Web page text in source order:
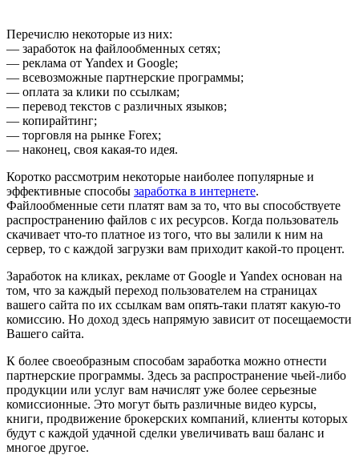
Перечислю некоторые из них:
— заработок на файлообменных сетях;
— реклама от Yandex и Google;
— всевозможные партнерские программы;
— оплата за клики по ссылкам;
— перевод текстов с различных языков;
— копирайтинг;
— торговля на рынке Forex;
— наконец, своя какая-то идея.
Коротко рассмотрим некоторые наиболее популярные и
эффективные способы заработка в интернете.
Файлообменные сети платят вам за то, что вы способствуете
распространению файлов с их ресурсов. Когда пользователь
скачивает что-то платное из того, что вы залили к ним на
сервер, то с каждой загрузки вам приходит какой-то процент.
Заработок на кликах, рекламе от Google и Yandex основан на
том, что за каждый переход пользователем на страницах
вашего сайта по их ссылкам вам опять-таки платят какую-то
комиссию. Но доход здесь напрямую зависит от посещаемости
Вашего сайта.
К более своеобразным способам заработка можно отнести
партнерские программы. Здесь за распространение чьей-либо
продукции или услуг вам начислят уже более серьезные
комиссионные. Это могут быть различные видео курсы,
книги, продвижение брокерских компаний, клиенты которых
будут с каждой удачной сделки увеличивать ваш баланс и
многое другое.